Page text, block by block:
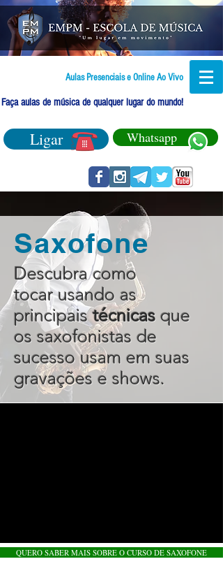
Aulas Presenciais e Online Ao Vivo
Faça aulas de música de qualquer lugar do mundo!
Ligar Whatsapp
Saxofone
Descubra como
tocar usando as
principaistécnicas que
os saxofonistas de
sucesso usam em suas
gravações e shows.
QUERO SABER MAIS SOBRE O CURSO DE SAXOFONE